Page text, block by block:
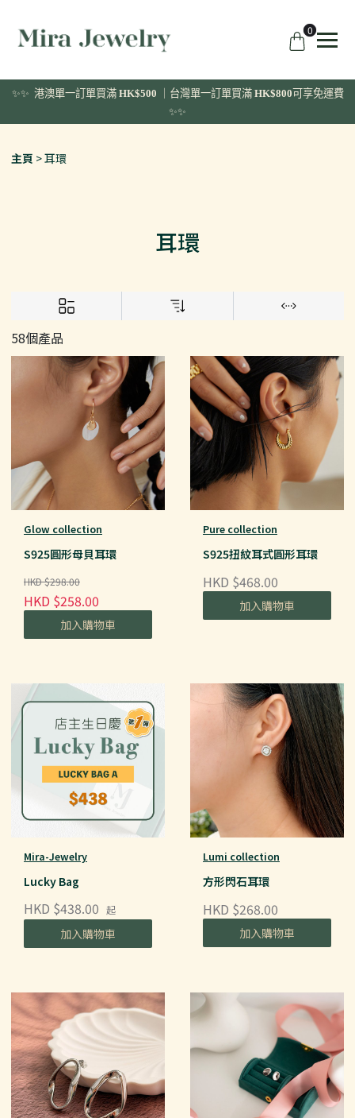
0
✨✨ 港澳單一訂單買滿 HK$500 ｜台灣單一訂單買滿 HK$800 可享免運費
✨✨
主頁 耳環
耳環
58個產品
Glow collection
S925圓形母貝耳環
HKD $298.00
HKD $258.00
加入購物車
Pure collection
S925扭紋耳式圓形耳環
HKD $468.00
加入購物車
Mira-Jewelry
Lucky Bag
HKD $438.00 起
加入購物車
Lumi collection
方形閃石耳環
HKD $268.00
加入購物車